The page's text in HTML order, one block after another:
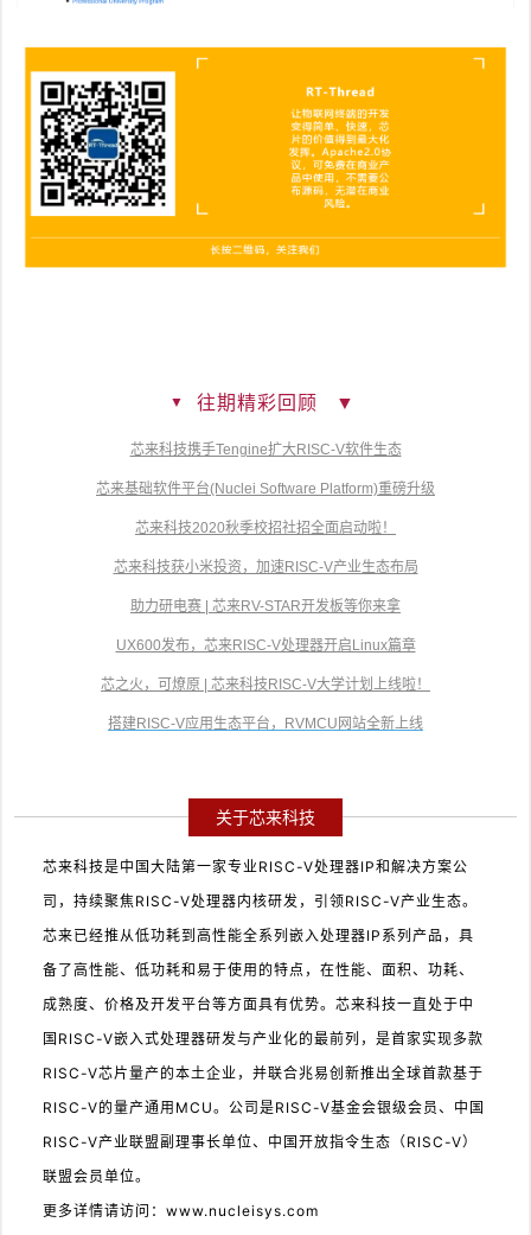
▼ 往期精彩回顾 ▼
芯来科技携手Tengine扩大RISC-V软件生态
芯来基础软件平台(Nuclei Software Platform)重磅升级
芯来科技2020秋季校招社招全面启动啦！
芯来科技获小米投资，加速RISC-V产业生态布局
助力研电赛 | 芯来RV-STAR开发板等你来拿
UX600发布，芯来RISC-V处理器开启Linux篇章
芯之火，可燎原 | 芯来科技RISC-V大学计划上线啦！
搭建RISC-V应用生态平台，RVMCU网站全新上线
关于芯来科技
芯来科技是中国大陆第一家专业RISC-V处理器IP和解决方案公
司，持续聚焦RISC-V处理器内核研发，引领RISC-V产业生态。
芯来已经推从低功耗到高性能全系列嵌入处理器IP系列产品，具
备了高性能、低功耗和易于使用的特点，在性能、面积、功耗、
成熟度、价格及开发平台等方面具有优势。芯来科技一直处于中
国RISC-V嵌入式处理器研发与产业化的最前列，是首家实现多款
RISC-V芯片量产的本土企业，并联合兆易创新推出全球首款基于
RISC-V的量产通用MCU。公司是RISC-V基金会银级会员、中国
RISC-V产业联盟副理事长单位、中国开放指令生态（RISC-V）
联盟会员单位。
更多详情请访问： www.nucleisys.com